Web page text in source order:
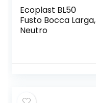
Ecoplast BL50
Fusto Bocca Larga,
Neutro